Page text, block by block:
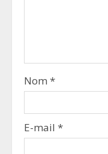
Nom *
E-mail *